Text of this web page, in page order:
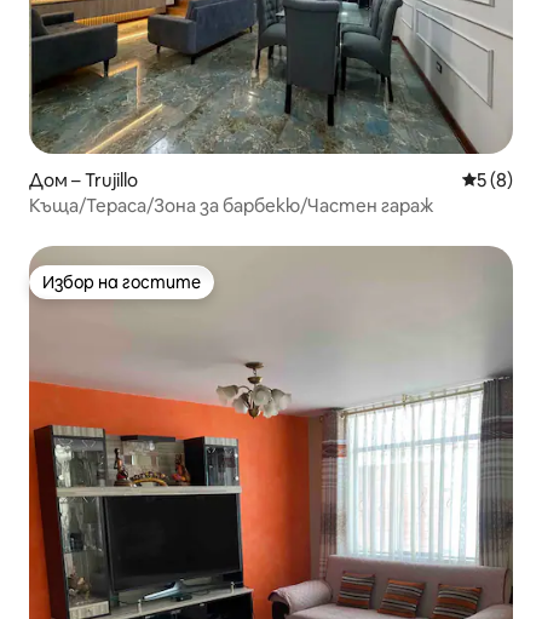
Дом – Trujillo Средна
5 (8)
Къща/Тераса/Зона за барбекю/Частен гараж
Избор на гостите
Избор на гостите